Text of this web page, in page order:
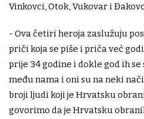
Vinkovci, Otok, Vukovar i
- Ova četiri heroja zaslužuju
priči koja se piše i priča već
prije 34 godine i dokle god ih
među nama i oni su na neki
broji ljudi koji je Hrvatsku
govorimo da je Hrvatsku